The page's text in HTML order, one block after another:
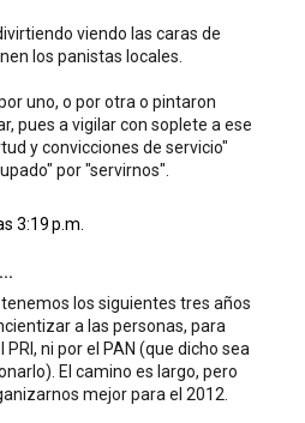
viendo las caras de
los panistas locales.
uno, o por otra o pintaron
pues a vigilar con soplete a ese
y convicciones de servicio"
por "servirnos".
3:19 p.m.
tenemos los siguientes tres años
a las personas, para
ni por el PAN (que dicho sea
El camino es largo, pero
mejor para el 2012.